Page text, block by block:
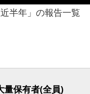
半年」の報告一覧
量保有者(全員)